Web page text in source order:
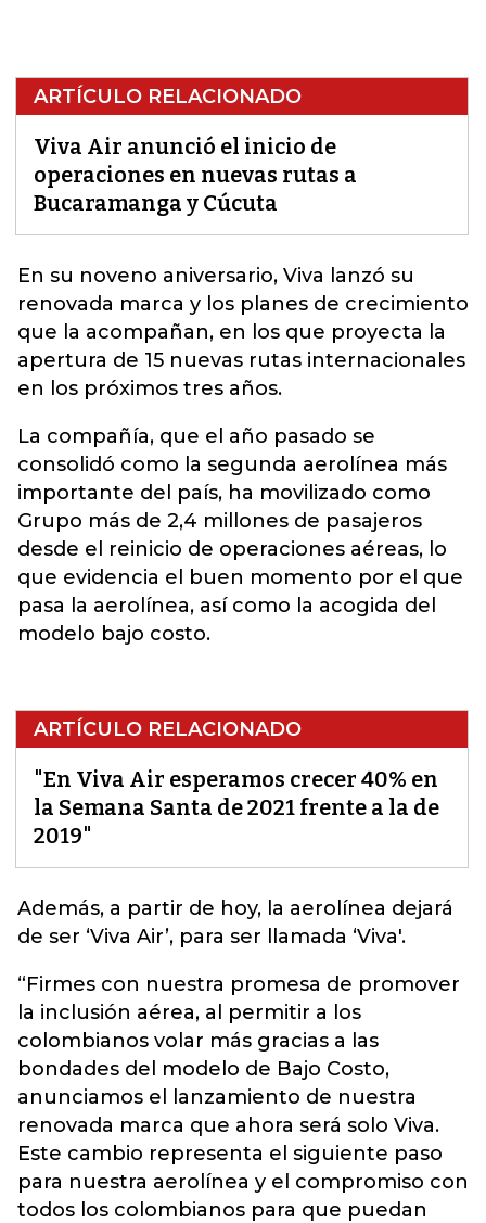
ARTÍCULO RELACIONADO
Viva Air anunció el inicio de
operaciones en nuevas rutas a
Bucaramanga y Cúcuta
En su noveno aniversario, Viva lanzó su
renovada marca y los planes de crecimiento
que la acompañan, en los que proyecta la
apertura de 15 nuevas rutas internacionales
en los próximos tres años.
La compañía, que el año pasado se
consolidó como la segunda aerolínea más
importante del país, ha movilizado como
Grupo más de 2,4 millones de pasajeros
desde el reinicio de operaciones aéreas, lo
que evidencia el buen momento por el que
pasa la aerolínea, así como la acogida del
modelo bajo costo.
ARTÍCULO RELACIONADO
"En Viva Air esperamos crecer 40% en
la Semana Santa de 2021 frente a la de
2019"
Además, a partir de hoy, la aerolínea dejará
de ser ‘Viva Air’, para ser llamada ‘Viva'.
“Firmes con nuestra promesa de promover
la inclusión aérea, al permitir a los
colombianos volar más gracias a las
bondades del modelo de Bajo Costo,
anunciamos el lanzamiento de nuestra
renovada marca que ahora será solo Viva.
Este cambio representa el siguiente paso
para nuestra aerolínea y el compromiso con
todos los colombianos para que puedan